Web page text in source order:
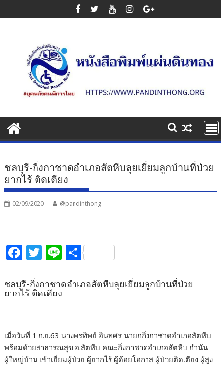
to
ชลบุรี-กิ่งกาชาดอำเภอสัตหีบลุยเยี่ยมลูกบ้านที่ป่วย
ยากไร้ ติดเตียง
02/09/2020 @pandinthong
F
e
b
o
k
T
itt
er
Li
e
S
ar
ชลบุรี-กิ่งกาชาดอำเภอสัตหีบลุยเยี่ยมลูกบ้านที่ป่วย
ยากไร้ ติดเตียง
เมื่อวันที่ 1 ก.ย.63 นางพรทิพย์ อินทศร นายกกิ่งกาชาดอำเภอสัตหีบ
พร้อมด้วยสาธารณสุข อ.สัตหีบ คณะกิ่งกาชาดอำเภอสัตหีบ กำนัน
ผู้ใหญ่บ้าน เข้าเยี่ยมผู้ป่วย ผู้ยากไร้ ผู้ด้อยโอกาส ผู้ป่วยติดเตียง ผู้สูง